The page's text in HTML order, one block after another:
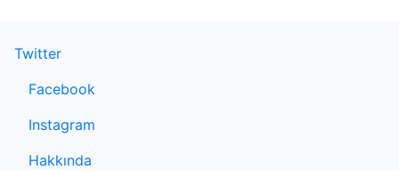
Twitter
Facebook
Instagram
Hakkında